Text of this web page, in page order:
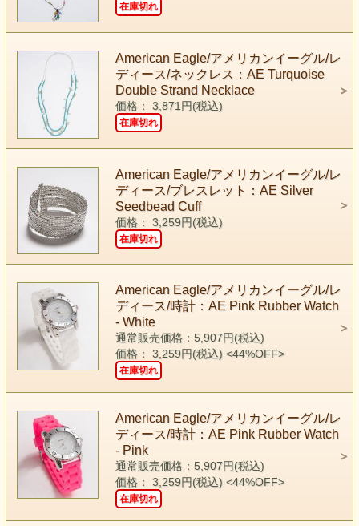
在庫切れ
American Eagle/アメリカンイーグル/レ
ディース/ネックレス：AE Turquoise
Double Strand Necklace
価格： 3,871円(税込)
在庫切れ
American Eagle/アメリカンイーグル/レ
ディース/ブレスレット：AE Silver
Seedbead Cuff
価格： 3,259円(税込)
在庫切れ
American Eagle/アメリカンイーグル/レ
ディース/時計：AE Pink Rubber Watch
- White
通常販売価格：5,907円(税込)
価格： 3,259円(税込) <44%OFF>
在庫切れ
American Eagle/アメリカンイーグル/レ
ディース/時計：AE Pink Rubber Watch
- Pink
通常販売価格：5,907円(税込)
価格： 3,259円(税込) <44%OFF>
在庫切れ